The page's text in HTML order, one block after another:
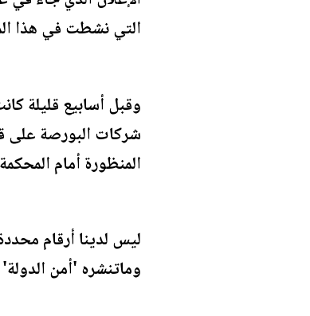
التي نشطت في هذا
وقبل أسابيع قليلة
شركات البورصة على
المنظورة أمام
ليس لدينا أرقام
وماتنشره 'أمن